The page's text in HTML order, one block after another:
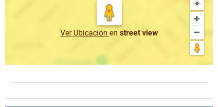
Ver Ubicación en street view